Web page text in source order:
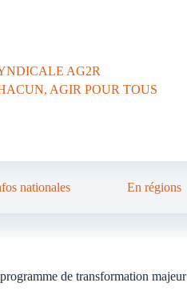
AG2R
AGIR POUR TOUS
nationales En régions
de transformation majeur